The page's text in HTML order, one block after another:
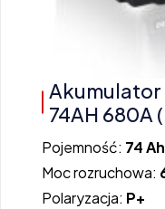
Akumulator
74AH 680A
Pojemność: 74 Ah
Moc rozruchowa:
Polaryzacja: P+